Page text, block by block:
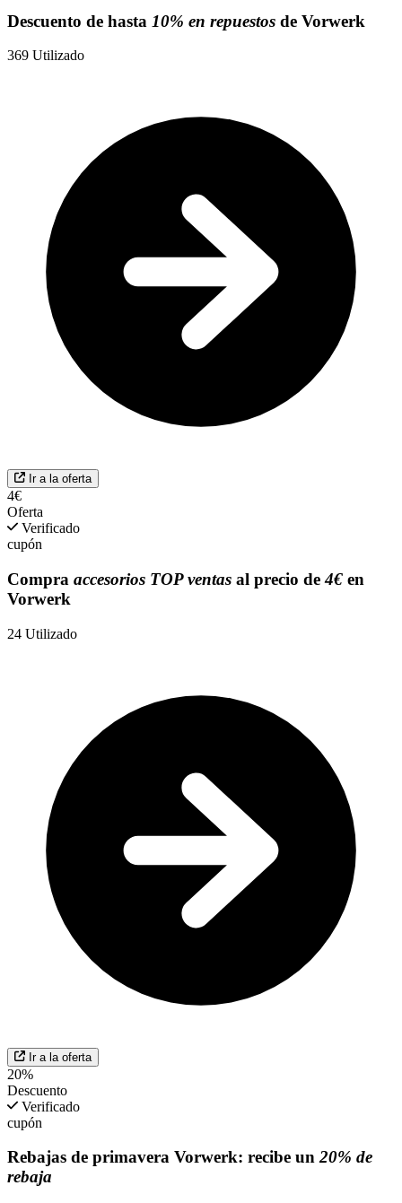
Descuento de hasta 10% en repuestos de Vorwerk
369 Utilizado
Ir a la oferta
4€
Oferta
Verificado
cupón
Compra accesorios TOP ventas al precio de4€ en
Vorwerk
24 Utilizado
Ir a la oferta
20%
Descuento
Verificado
cupón
Rebajas de primavera Vorwerk: recibe un20% de
rebaja